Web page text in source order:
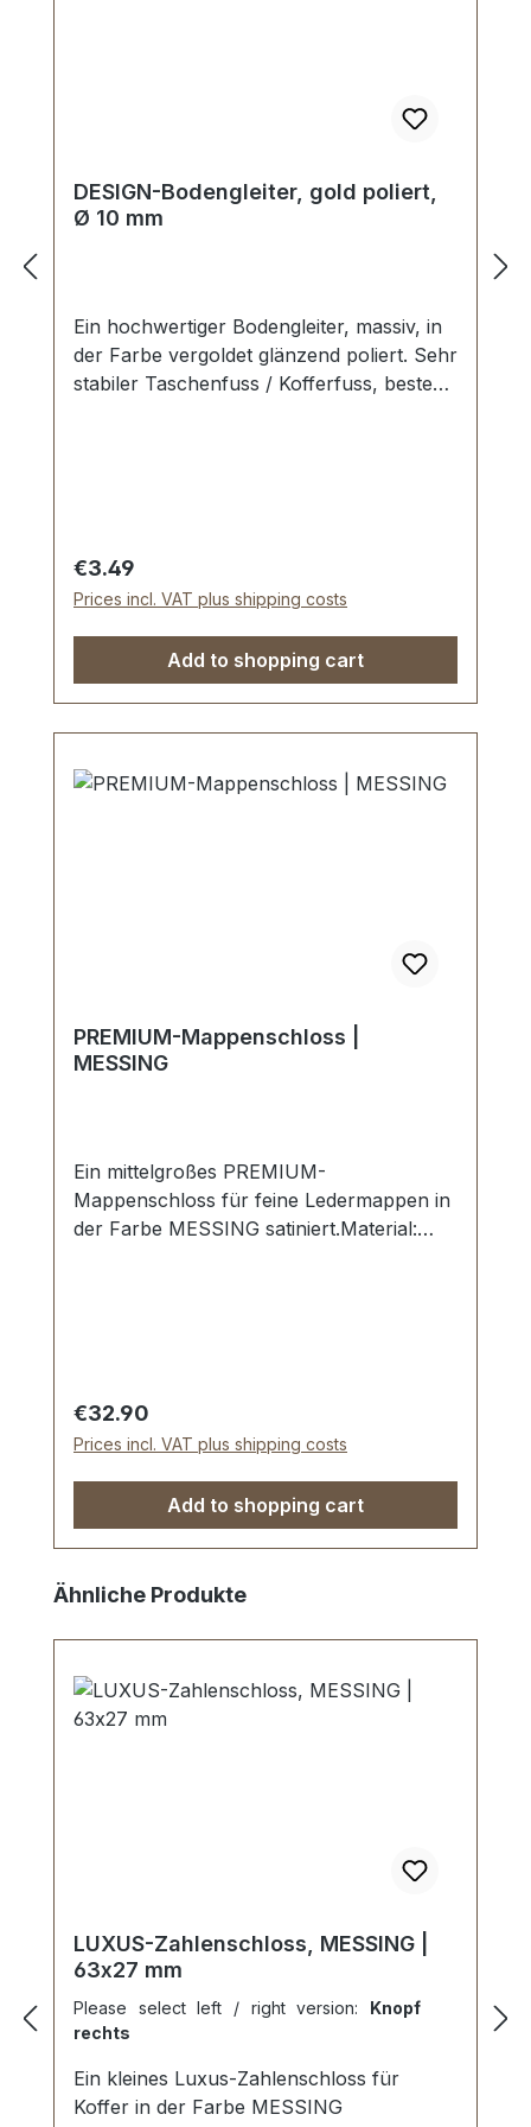
messing1 Stück Griffplatte messing2 Stück
DESIGN-Bodengleiter, gold poliert,
Ø 10 mm
Ein hochwertiger Bodengleiter, massiv, in
der Farbe vergoldet glänzend poliert. Sehr
stabiler Taschenfuss / Kofferfuss, bestens
Regular price:
€3.49
Prices incl. VAT plus shipping costs
Add to shopping cart
PREMIUM-Mappenschloss |
MESSING
Ein mittelgroßes PREMIUM-
Mappenschloss für feine Ledermappen in
der Farbe MESSING satiniert.Material:
Stück Mappenschloss, bestehend aus
Oberteil und Unterteil1 Stück Schlüssel1
Stück Unterlegscheibe (zur Befestigung
des Unterteils)
Regular price:
€32.90
Prices incl. VAT plus shipping costs
Add to shopping cart
Skip product gallery
Ähnliche Produkte
LUXUS-Zahlenschloss, MESSING |
63x27 mm
Please select left / right version: Knopf
rechts
Ein kleines Luxus-Zahlenschloss für
Koffer in der Farbe MESSING